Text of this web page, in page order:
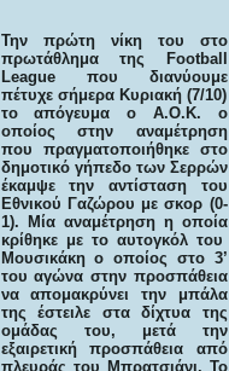
Την πρώτη νίκη του στο
πρωτάθλημα της Football
League
που διανύουμε
πέτυχε σήμερα Κυριακή (7/10)
το απόγευμα ο Α.Ο.Κ. ο
οποίος στην αναμέτρηση
που πραγματοποιήθηκε στο
δημοτικό γήπεδο των Σερρών
έκαμψε την αντίσταση του
Εθνικού Γαζώρου με σκορ (0-
1). Μία αναμέτρηση η οποία
κρίθηκε με το αυτογκόλ του
Μουσικάκη ο οποίος στο 3’
του αγώνα στην προσπάθεια
να απομακρύνει την μπάλα
της έστειλε στα δίχτυα της
ομάδας του, μετά την
εξαιρετική προσπάθεια από
πλευράς του Μπρατσιάνι. Το